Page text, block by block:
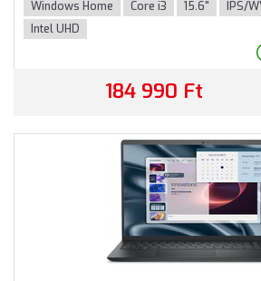
Windows Home Core i3 15.6" IPS/
Intel UHD
184 990 Ft